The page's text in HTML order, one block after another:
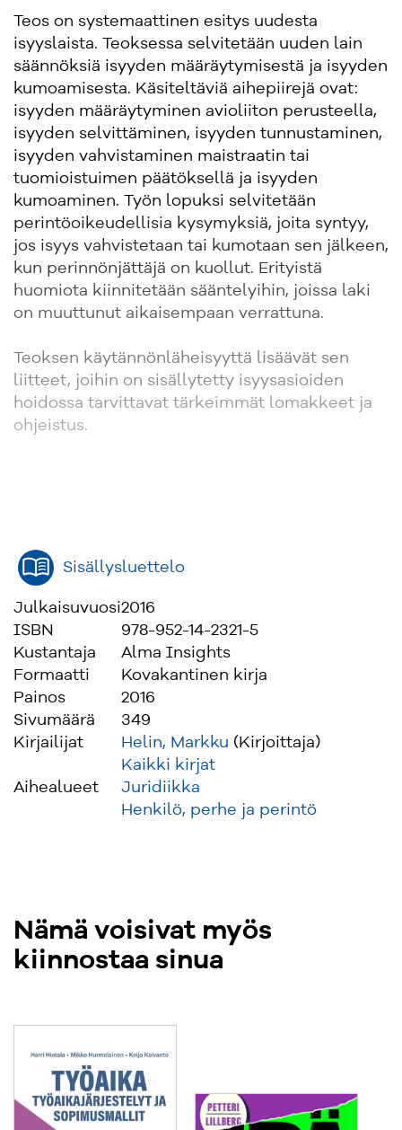
Teos on systemaattinen esitys uudesta
isyyslaista. Teoksessa selvitetään uuden lain
säännöksiä isyyden määräytymisestä ja isyyden
kumoamisesta. Käsiteltäviä aihepiirejä ovat:
isyyden määräytyminen avioliiton perusteella,
isyyden selvittäminen, isyyden tunnustaminen,
isyyden vahvistaminen maistraatin tai
tuomioistuimen päätöksellä ja isyyden
kumoaminen. Työn lopuksi selvitetään
perintöoikeudellisia kysymyksiä, joita syntyy,
jos isyys vahvistetaan tai kumotaan sen jälkeen,
kun perinnönjättäjä on kuollut. Erityistä
huomiota kiinnitetään sääntelyihin, joissa laki
on muuttunut aikaisempaan verrattuna.
Teoksen käytännönläheisyyttä lisäävät sen
liitteet, joihin on sisällytetty isyysasioiden
hoidossa tarvittavat tärkeimmät lomakkeet ja
ohjeistus.
Sisällysluettelo
Julkaisuvuosi2016
ISBN
978-952-14-2321-5
Kustantaja
Alma Insights
Formaatti
Kovakantinen kirja
Painos
2016
Sivumäärä
349
Kirjailijat
Helin, Markku (Kirjoittaja)
Aihealueet
Kaikki kirjat
Juridiikka
Henkilö, perhe ja perintö
Nämä voisivat myös
kiinnostaa sinua